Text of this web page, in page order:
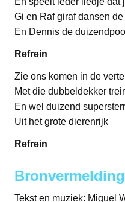
Gi en Raf giraf dansen
En Dennis de
Refrein
Zie ons komen in de verte
Met die dubbeldekker
En wel duizend
Uit het grote dierenrijk
Refrein
Bronvermelding
Tekst en muziek: Miguel